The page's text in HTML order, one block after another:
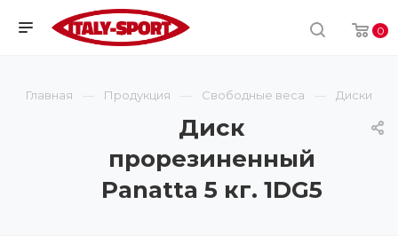
0
Главная Продукция Свободные веса Диски
Диск
прорезиненный
Panatta 5 кг. 1DG5